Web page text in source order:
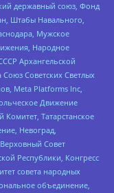
державный союз, Фонд
Штабы Навального,
Мужское
Народное
Архангельской
Советских Светлых
Meta Platforms Inc,
Движение
Татарстанское
Невоград,
Совет
Республики, Конгресс
совета народных
объединение,